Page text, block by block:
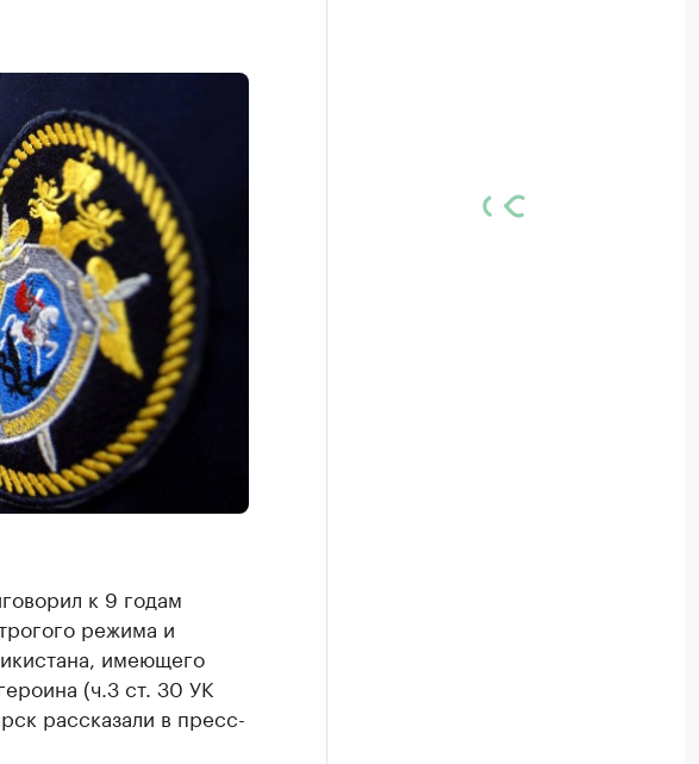
к 9 годам
режима и
имеющего
(ч.3 ст. 30 УК
рассказали в пресс-